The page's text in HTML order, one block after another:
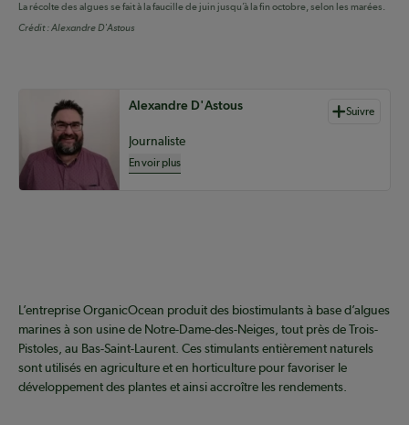
La récolte des algues se fait à la faucille de juin jusqu’à la fin octobre, selon les marées.
Crédit :Alexandre D'Astous
Auteurs de contenu
Alexandre D'Astous Suivre
Journaliste
En voir plus
L’entreprise OrganicOcean produit des biostimulants à base d’algues
marines à son usine de Notre-Dame-des-Neiges, tout près de Trois-
Pistoles, au Bas-Saint-Laurent. Ces stimulants entièrement naturels
sont utilisés en agriculture et en horticulture pour favoriser le
développement des plantes et ainsi accroître les rendements.